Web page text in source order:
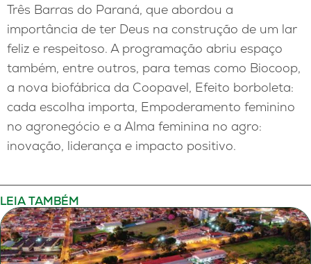
Três Barras do Paraná, que abordou a
importância de ter Deus na construção de um lar
feliz e respeitoso. A programação abriu espaço
também, entre outros, para temas como Biocoop,
a nova biofábrica da Coopavel, Efeito borboleta:
cada escolha importa, Empoderamento feminino
no agronegócio e a Alma feminina no agro:
inovação, liderança e impacto positivo.
LEIA TAMBÉM